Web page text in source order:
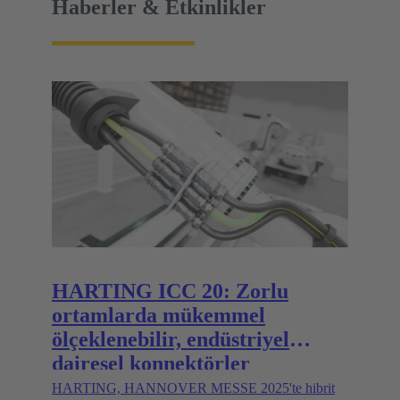
Haberler & Etkinlikler
HARTING ICC 20: Zorlu
ortamlarda mükemmel
ölçeklenebilir, endüstriyel
dairesel konnektörler
HARTING, HANNOVER MESSE 2025'te hibrit